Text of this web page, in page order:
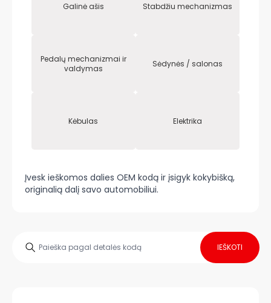
Galinė ašis Stabdžiu mechanizmas
Pedalų mechanizmai ir
valdymas
Sėdynės / salonas
Kėbulas Elektrika
Įvesk ieškomos dalies OEM kodą ir įsigyk kokybišką,
originalią dalį savo automobiliui.
IEŠKOTI